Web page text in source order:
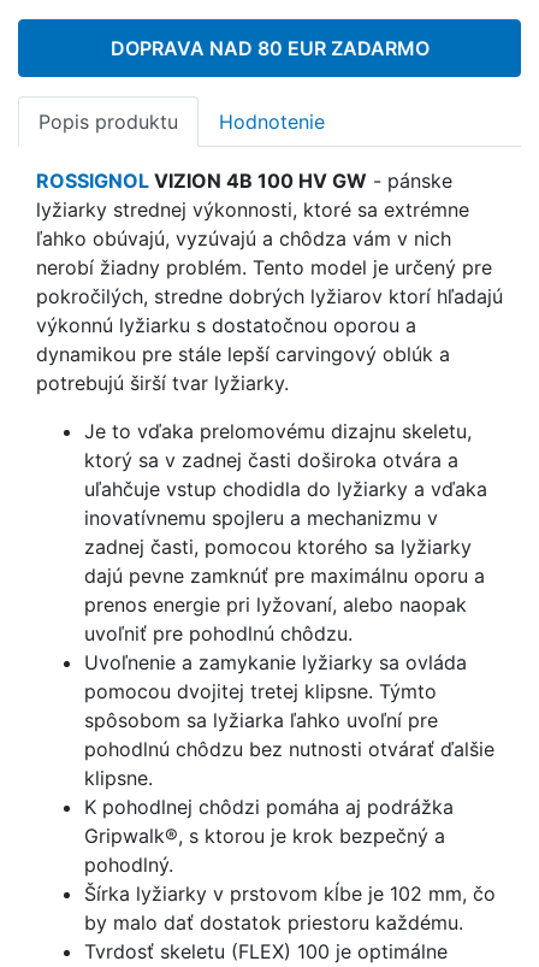
DOPRAVA NAD 80 EUR ZADARMO
Popis produktu Hodnotenie
ROSSIGNOL VIZION 4B 100 HV GW - pánske
lyžiarky strednej výkonnosti, ktoré sa extrémne
ľahko obúvajú, vyzúvajú a chôdza vám v nich
nerobí žiadny problém. Tento model je určený pre
pokročilých, stredne dobrých lyžiarov ktorí hľadajú
výkonnú lyžiarku s dostatočnou oporou a
dynamikou pre stále lepší carvingový oblúk a
potrebujú širší tvar lyžiarky.
Je to vďaka prelomovému dizajnu skeletu,
ktorý sa v zadnej časti doširoka otvára a
uľahčuje vstup chodidla do lyžiarky a vďaka
inovatívnemu spojleru a mechanizmu v
zadnej časti, pomocou ktorého sa lyžiarky
dajú pevne zamknúť pre maximálnu oporu a
prenos energie pri lyžovaní, alebo naopak
uvoľniť pre pohodlnú chôdzu.
Uvoľnenie a zamykanie lyžiarky sa ovláda
pomocou dvojitej tretej klipsne. Týmto
spôsobom sa lyžiarka ľahko uvoľní pre
pohodlnú chôdzu bez nutnosti otvárať ďalšie
klipsne.
K pohodlnej chôdzi pomáha aj podrážka
Gripwalk®, s ktorou je krok bezpečný a
pohodlný.
Šírka lyžiarky v prstovom kĺbe je 102 mm, čo
by malo dať dostatok priestoru každému.
Tvrdosť skeletu (FLEX) 100 je optimálne